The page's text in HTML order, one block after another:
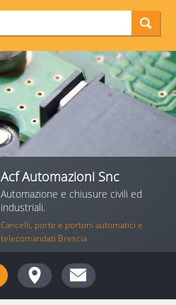
Acf Automazioni Snc
Automazione e chiusure civili ed
industriali.
Cancelli, porte e portoni automatici e
telecomandati Brescia